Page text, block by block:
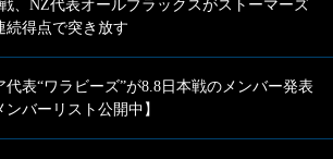
、NZ代表オールブラックスがストーマーズ
続得点で突き放す
代表“ワラビーズ”が8.8日本戦のメンバー発表
ンバーリスト公開中】